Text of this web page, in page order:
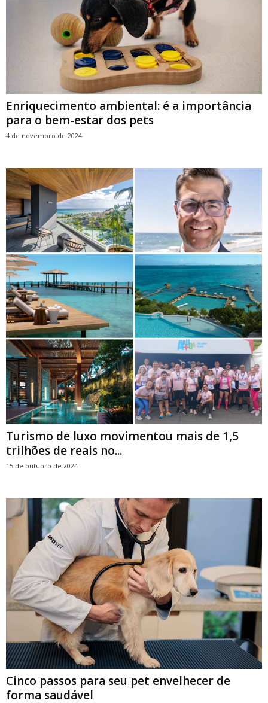
Enriquecimento ambiental: é a importância
para o bem-estar dos pets
4 de novembro de 2024
Turismo de luxo movimentou mais de 1,5
trilhões de reais no...
15 de outubro de 2024
Cinco passos para seu pet envelhecer de
forma saudável